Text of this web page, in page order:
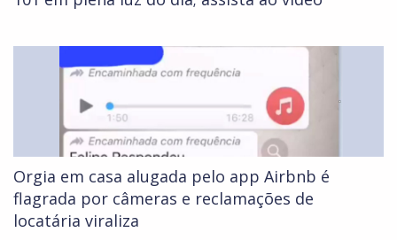
Orgia em casa alugada pelo app Airbnb é
flagrada por câmeras e reclamações de
locatária viraliza